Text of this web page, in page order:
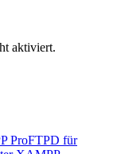
aktiviert.
ProFTPD für